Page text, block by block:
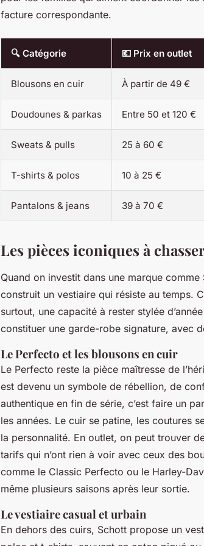
facture correspondante.
🔍 Catégorie 💶 Prix en outlet
Blousons en cuir À partir de 49 €
Doudounes & parkas Entre 50 et 120 €
Sweats & pulls 25 à 60 €
T-shirts & polos 10 à 25 €
Pantalons & jeans 39 à 70 €
Les pièces iconiques à
Quand on investit dans une marque
construit un vestiaire qui résiste au temps.
surtout, une capacité à rester stylée
constituer une garde-robe signature, avec
Le Perfecto et les blousons en cuir
Le Perfecto reste la pièce maîtresse de
est devenu un symbole de rébellion, de
authentique en fin de série, c’est faire un
les années. Le cuir se patine, les coutures
la personnalité. En outlet, on peut trouver
tarifs qui n’ont rien à voir avec ceux des
comme le Classic Perfecto ou le Harley-
même plusieurs saisons après leur sortie.
Le vestiaire casual et urbain
En dehors des cuirs, Schott propose un